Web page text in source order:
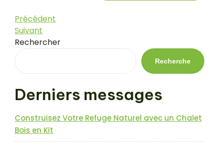
Navigation
de
l’article
Article
précédent
Précédent
Article
suivant
Suivant
Rechercher
Recherche
Derniers messages
Construisez Votre Refuge Naturel avec un Chalet
Bois en Kit